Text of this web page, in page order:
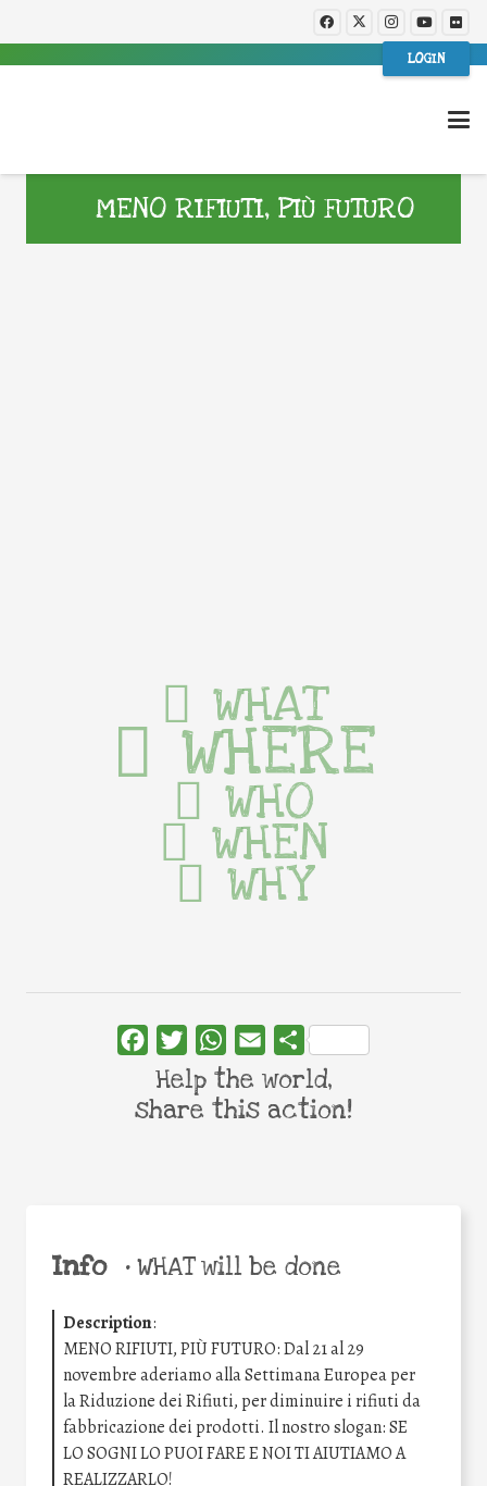
LOGIN
MENO RIFIUTI, PIÙ FUTURO
Info •WHAT will be done
Description:
MENO RIFIUTI, PIÙ FUTURO: Dal 21 al 29
novembre aderiamo alla Settimana Europea per
la Riduzione dei Rifiuti, per diminuire i rifiuti da
fabbricazione dei prodotti. Il nostro slogan: SE
LO SOGNI LO PUOI FARE E NOI TI AIUTIAMO A
REALIZZARLO!
WHAT
WHERE
WHO
WHEN
WHY
FacebookTwitterWhatsApp
Email Share
Help the world,
share this action!